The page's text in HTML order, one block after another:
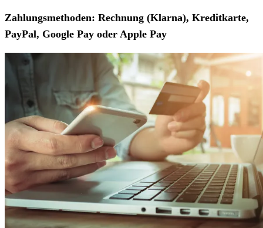
Zahlungsmethoden: Rechnung (Klarna), Kreditkarte,
PayPal, Google Pay oder Apple Pay